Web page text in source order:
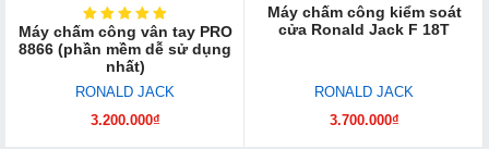
Máy chấm công vân tay PRO
8866 (phần mềm dễ sử dụng
nhất)
RONALD JACK
3.200.000₫
Máy chấm công kiểm soát
cửa Ronald Jack F 18T
RONALD JACK
3.700.000₫